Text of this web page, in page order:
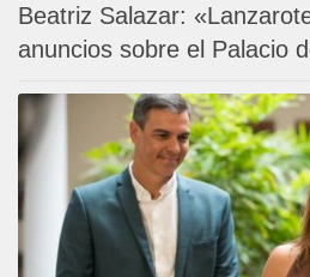
Beatriz Salazar:
anuncios sobre el Palacio